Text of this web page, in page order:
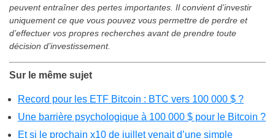
peuvent entraîner des pertes importantes. Il convient d’investir
uniquement ce que vous pouvez vous permettre de perdre et
d’effectuer vos propres recherches avant de prendre toute
décision d’investissement.
Sur le même sujet
Record pour les ETF Bitcoin : BTC vers 100 000 $ ?
Une barrière psychologique à 100 000 $ pour le Bitcoin ?
Et si le prochain x10 de juillet venait d’une simple